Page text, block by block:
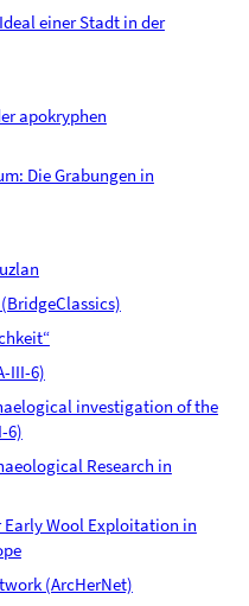
einer Stadt in der
apokryphen
Die Grabungen in
III-6)
investigation of the
6)
Research in
Wool Exploitation in
(ArcHerNet)